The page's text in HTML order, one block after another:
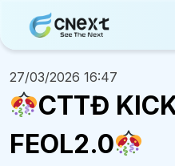
27/03/2026 16:47
CTTĐ
FEOL2.0